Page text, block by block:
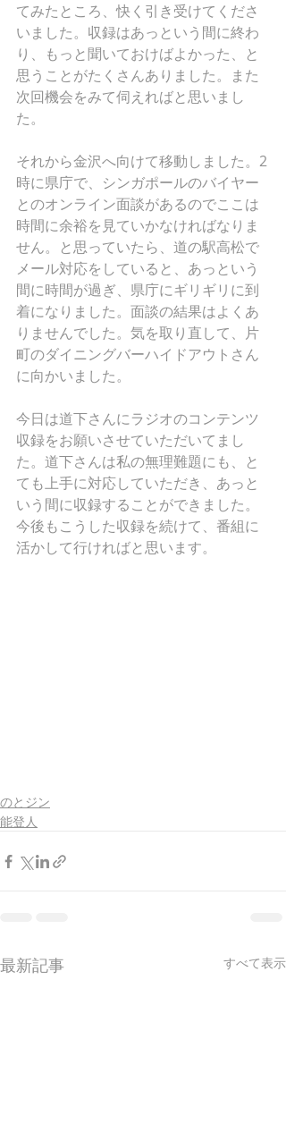
てみたところ、快く引き受けてくださ
いました。収録はあっという間に終わ
り、もっと聞いておけばよかった、と
思うことがたくさんありました。また
次回機会をみて伺えればと思いまし
た。
それから金沢へ向けて移動しました。2
時に県庁で、シンガポールのバイヤー
とのオンライン面談があるのでここは
時間に余裕を見ていかなければなりま
せん。と思っていたら、道の駅高松で
メール対応をしていると、あっという
間に時間が過ぎ、県庁にギリギリに到
着になりました。面談の結果はよくあ
りませんでした。気を取り直して、片
町のダイニングバーハイドアウトさん
に向かいました。
今日は道下さんにラジオのコンテンツ
収録をお願いさせていただいてまし
た。道下さんは私の無理難題にも、と
ても上手に対応していただき、あっと
いう間に収録することができました。
今後もこうした収録を続けて、番組に
活かして行ければと思います。
のとジン
能登人
最新記事 すべて表示